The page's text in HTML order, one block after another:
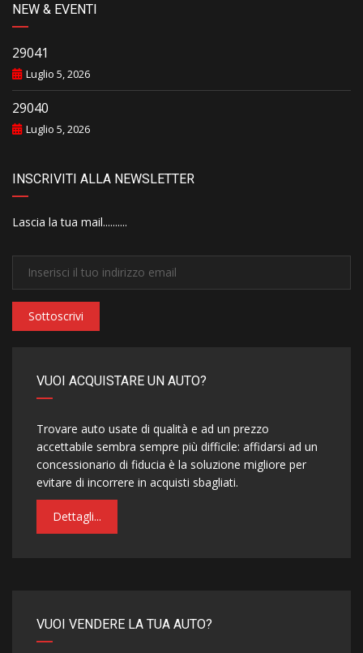
NEW & EVENTI
29041
Luglio 5, 2026
29040
Luglio 5, 2026
INSCRIVITI ALLA NEWSLETTER
Lascia la tua mail..........
Sottoscrivi
VUOI ACQUISTARE UN AUTO?
Trovare auto usate di qualità e ad un prezzo
accettabile sembra sempre più difficile: affidarsi ad un
concessionario di fiducia è la soluzione migliore per
evitare di incorrere in acquisti sbagliati.
Dettagli...
VUOI VENDERE LA TUA AUTO?